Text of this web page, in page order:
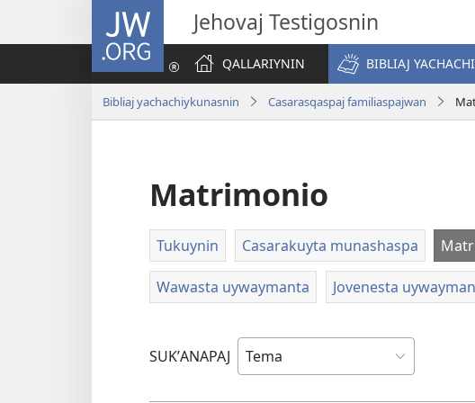
JW.ORG Jehovaj Testigosnin
QALLARIYNIN
BIBLIAJ
Bibliaj yachachiykunasnin Casarasqaspaj familiaspajwan
Matrimonio
Tukuynin Casarakuyta munashaspa
Wawasta uywaymanta Jovenesta
SUKʼANAPAJ